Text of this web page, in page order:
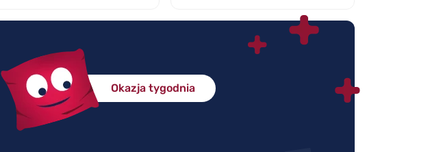
Okazja tygodnia